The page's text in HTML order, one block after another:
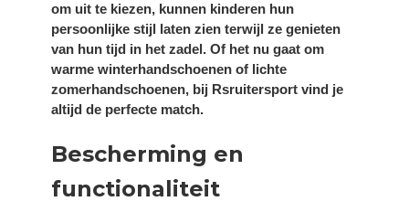
om uit te kiezen, kunnen kinderen hun
persoonlijke stijl laten zien terwijl ze genieten
van hun tijd in het zadel. Of het nu gaat om
warme winterhandschoenen of lichte
zomerhandschoenen, bij Rsruitersport vind je
altijd de perfecte match.
Bescherming en
functionaliteit